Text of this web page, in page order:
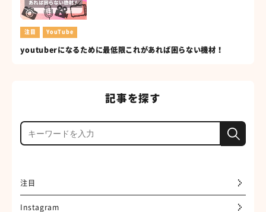
注目 YouTube
youtuberになるために最低限これがあれば困らない機材！
記事を探す
注目
Instagram